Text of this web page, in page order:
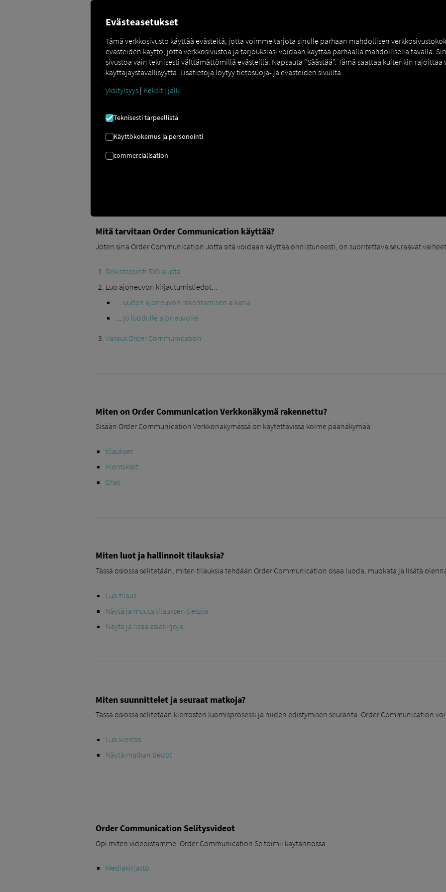
KÄYTTÖOHJE
Mitä tarvitaan Order Communication käyttää?
Joten sinä Order Communication Jotta sitä voidaan käyttää onnistuneesti, on suoritettava seuraavat
Rekisteröinti RIO alusta
Luo ajoneuvon kirjautumistiedot...
uuden ajoneuvon rakentamisen aikana
jo luodulle ajoneuvolle
Varaus Order Communication
Miten on Order Communication Verkkonäkymä rakennettu?
Sisään Order Communication Verkkonäkymässä on käytettävissä kolme päänäkymää:
tilaukset
Kierrokset
Chat
Miten luot ja hallinnoit tilauksia?
Tässä osiossa selitetään, miten tilauksia tehdään Order Communication osaa luoda, muokata ja lisätä
Luo tilaus
Näytä ja muuta tilauksen tietoja
Näytä ja lisää asiakirjoja
Miten suunnittelet ja seuraat matkoja?
Tässä osiossa selitetään kierrosten luomisprosessi ja niiden edistymisen seuranta. Order Communication
Luo kierros
Näytä matkan tiedot
Order Communication Selitysvideot
Opi miten videoistamme. Order Communication Se toimii käytännössä.
Mediakirjasto
Evästeasetukset
Tämä verkkosivusto käyttää evästeitä, jotta voimme tarjota sinulle parhaan mahdollisen
evästeiden käyttö, jotta verkkosivustoa ja tarjouksiasi voidaan käyttää parhaalla mahdollisella tavalla.
sivustoa vain teknisesti välttämättömillä evästeillä. Napsauta "Säästää". Tämä saattaa kuitenkin rajoittaa
käyttäjäystävällisyyttä. Lisätietoja löytyy tietosuoja- ja evästeiden sivuilta.
yksityisyys | Keksit | jälki
Teknisesti tarpeellista
Käyttökokemus ja personointi
commercialisation